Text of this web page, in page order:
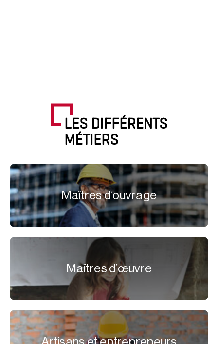
LES DIFFÉRENTS
MÉTIERS
Maîtres d’ouvrage
Maîtres d’œuvre
Artisans et entrepreneurs